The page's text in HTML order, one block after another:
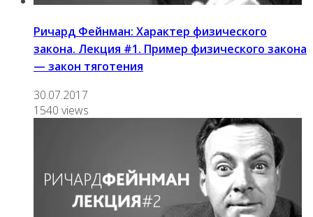
Ричард Фейнман: Характер физического
закона. Лекция #1. Пример физического закона
— закон тяготения
30.07.2017
1540 views